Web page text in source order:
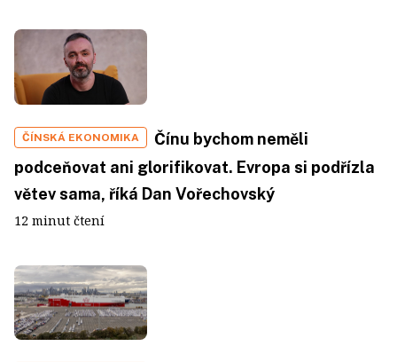
ČÍNSKÁ EKONOMIKA
Čínu bychom neměli
podceňovat ani glorifikovat. Evropa si podřízla
větev sama, říká Dan Vořechovský
12 minut čtení